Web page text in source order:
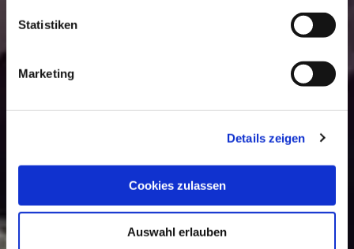
Statistiken
Marketing
Details zeigen
Cookies zulassen
Auswahl erlauben